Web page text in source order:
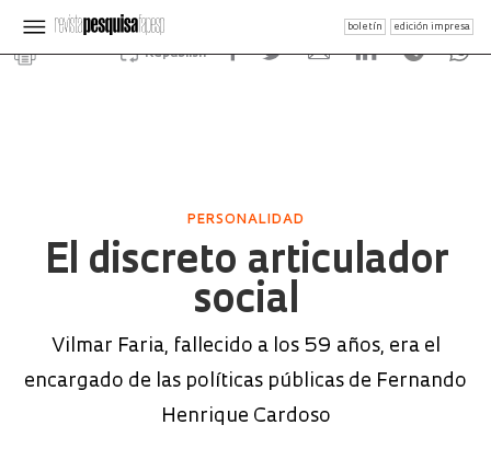
boletín edición impresa
Republish
PERSONALIDAD
El discreto articulador
social
Vilmar Faria, fallecido a los 59 años, era el
encargado de las políticas públicas de Fernando
Henrique Cardoso